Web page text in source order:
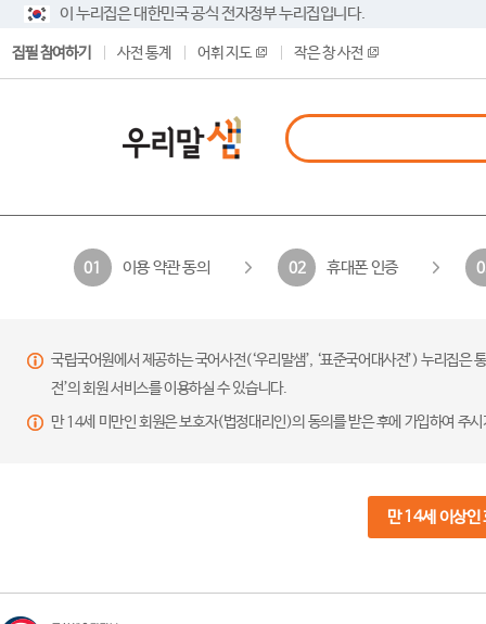
이 누리집은 대한민국 공식 전자정부 누리집입니다.
집필 참여하기 사전 통계 어휘 지도 작은 창 사전
01 이용 약관 동의 02 휴대폰 인증
국립국어원에서 제공하는 국어사전(‘우리말샘’, ‘표준국어대사전’) 누리집
전’의 회원 서비스를 이용하실 수 있습니다.
만 14세 미만인 회원은 보호자(법정대리인)의 동의를 받은 후에 가입하여 주
만 14세 이상인